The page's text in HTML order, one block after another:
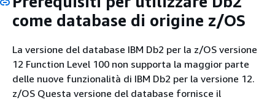
come database di origine z/OS
La versione del database IBM Db2 per la z/OS versione
12 Function Level 100 non supporta la maggior parte
delle nuove funzionalità di IBM Db2 per la versione 12.
z/OS Questa versione del database fornisce il